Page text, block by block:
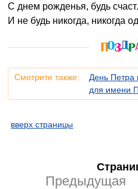
С днем рожденья, будь
И не будь никогда, никогда
Смотрите также: День Петра
для имени
вверх страницы
Предыдущая